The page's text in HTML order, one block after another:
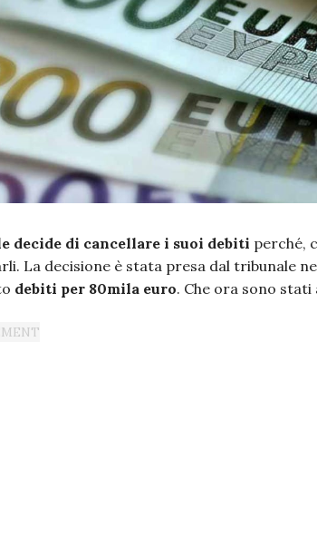
decide di cancellare i suoi debiti perché,
La decisione è stata presa dal tribunale
debiti per 80mila euro. Che ora sono stati